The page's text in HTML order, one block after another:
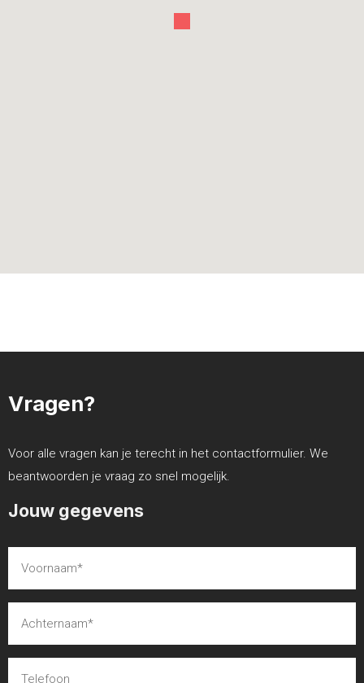
Vragen?
Voor alle vragen kan je terecht in het contactformulier. We
beantwoorden je vraag zo snel mogelijk.
Jouw gegevens